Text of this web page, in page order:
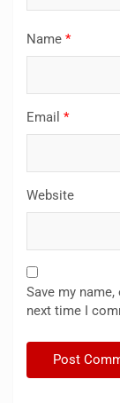
Name *
Email *
Website
Save my
next time I